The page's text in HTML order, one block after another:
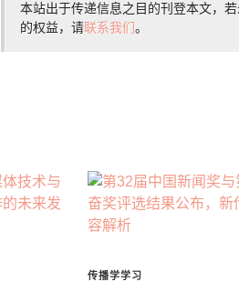
本站出于传递信息之目的刊登本文，
的权益，请联系我们。
传播学学习